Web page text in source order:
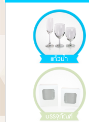
แก้วน้ำ
บรรจุภัณฑ์